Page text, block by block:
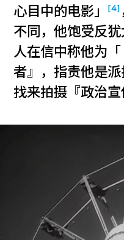
心目中的电影」
[4]
不同，他饱受反
人在信中称他为
者』，指责他是
找来拍摄『政治宣